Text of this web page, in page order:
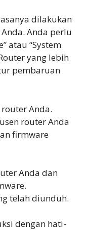
dilakukan
Anda perlu
atau “System
yang lebih
pembaruan
Anda.
router Anda
firmware
Anda dan
telah diunduh.
dengan hati-